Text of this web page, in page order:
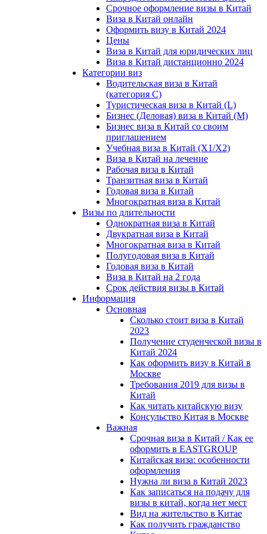
Срочное оформление визы в Китай
Виза в Китай онлайн
Оформить визу в Китай 2024
Цены
Виза в Китай для юридических лиц
Виза в Китай дистанционно 2024
Категории виз
Водительская виза в Китай
(категория С)
Туристическая виза в Китай (L)
Бизнес (Деловая) виза в Китай (M)
Бизнес виза в Китай со своим
приглашением
Учебная виза в Китай (X1/X2)
Виза в Китай на лечение
Рабочая виза в Китай
Транзитная виза в Китай
Годовая виза в Китай
Многократная виза в Китай
Визы по длительности
Однократная виза в Китай
Двукратная виза в Китай
Многократная виза в Китай
Полугодовая виза в Китай
Годовая виза в Китай
Виза в Китай на 2 года
Срок действия визы в Китай
Информация
Основная
Сколько стоит виза в Китай
2023
Получение студенческой визы в
Китай 2024
Как оформить визу в Китай в
Москве
Требования 2019 для визы в
Китай
Как читать китайскую визу
Консульство Китая в Москве
Важная
Срочная виза в Китай / Как ее
оформить в EASTGROUP
Китайская виза: особенности
оформления
Нужна ли виза в Китай 2023
Как записаться на подачу для
визы в китай, когда нет мест
Вид на жительство в Китае
Как получить гражданство